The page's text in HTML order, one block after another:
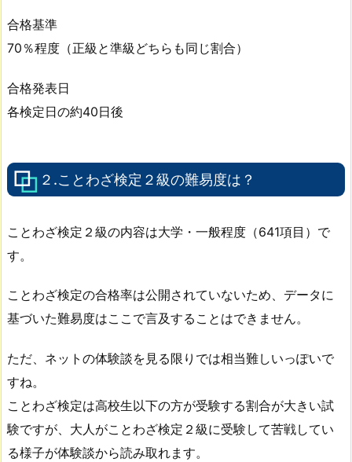
合格基準
70％程度（正級と準級どちらも同じ割合）
合格発表日
各検定日の約40日後
２.ことわざ検定２級の難易度は？
ことわざ検定２級の内容は大学・一般程度（641項目）で
す。
ことわざ検定の合格率は公開されていないため、データに
基づいた難易度はここで言及することはできません。
ただ、ネットの体験談を見る限りでは相当難しいっぽいで
すね。
ことわざ検定は高校生以下の方が受験する割合が大きい試
験ですが、大人がことわざ検定２級に受験して苦戦してい
る様子が体験談から読み取れます。